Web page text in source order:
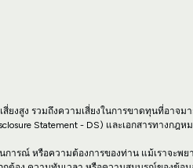
งสูง รวมถึงความเสี่ยงในการขาดทุนที่อาจ
Statement - DS) และเอกสารทางกฎ
ารณ์ หรือความต้องการของท่าน แม้เราจะ